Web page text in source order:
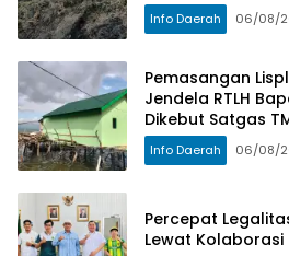
Info Daerah 06/08/
Pemasangan
Jendela RTLH
Dikebut Satgas
Info Daerah 06/08/
Percepat
Lewat Kolaborasi